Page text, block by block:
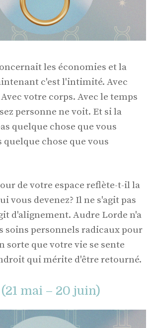
les économies et la
c'est l'intimité. Avec
votre corps. Avec le temps
personne ne voit. Et si la
quelque chose que vous
quelque chose que vous
de votre espace reflète-t-il la
vous devenez? Il ne s'agit pas
d'alignement. Audre Lorde n'a
soins personnels radicaux pour
sorte que votre vie se sente
qui mérite d'être retourné.
mai – 20 juin)